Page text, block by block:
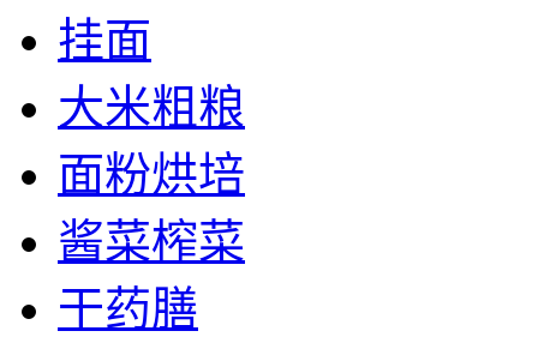
挂面
大米粗粮
面粉烘培
酱菜榨菜
干药膳